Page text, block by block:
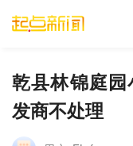
乾县林锦庭
发商不处理